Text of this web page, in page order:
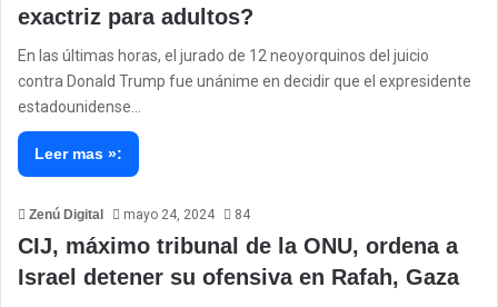
exactriz para adultos?
En las últimas horas, el jurado de 12 neoyorquinos del juicio
contra Donald Trump fue unánime en decidir que el expresidente
estadounidense…
Leer mas »:
Zenú Digital mayo 24, 2024 84
CIJ, máximo tribunal de la ONU, ordena a
Israel detener su ofensiva en Rafah, Gaza